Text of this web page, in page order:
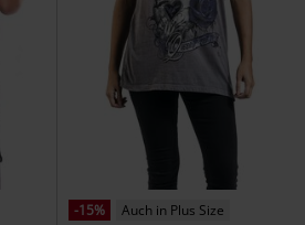
-15%
Auch in Plus Size